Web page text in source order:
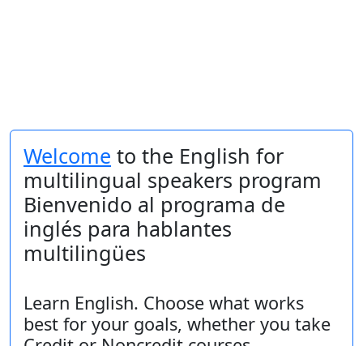
Welcome to the English for
multilingual speakers program
Bienvenido al programa de
inglés para hablantes
multilingües
Learn English. Choose what works
best for your goals, whether you take